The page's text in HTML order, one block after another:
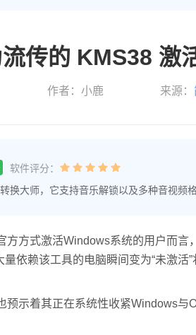
传的 KMS38 激
作者：小鹿 来源：
软件评分：
换大师，它支持音乐解锁以及多种音视频格
方方式激活Windows系统的用户而
依赖该工具的电脑瞬间变为“未激活”
示着其正在系统性收紧Windows与